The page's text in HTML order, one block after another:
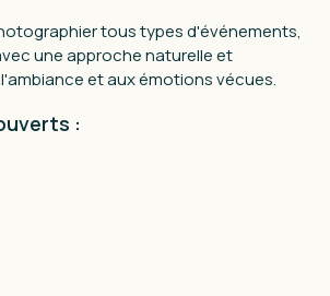
tous types d'événements,
une approche naturelle et
et aux émotions vécues.
: